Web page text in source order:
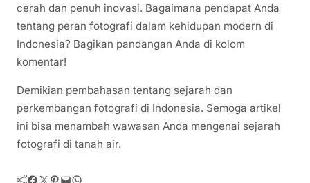
cerah dan penuh inovasi. Bagaimana pendapat Anda
tentang peran fotografi dalam kehidupan modern di
Indonesia? Bagikan pandangan Anda di kolom
komentar!
Demikian pembahasan tentang sejarah dan
perkembangan fotografi di Indonesia. Semoga artikel
ini bisa menambah wawasan Anda mengenai sejarah
fotografi di tanah air.
Facebook Twitter Pinterest Mail WhatsApp